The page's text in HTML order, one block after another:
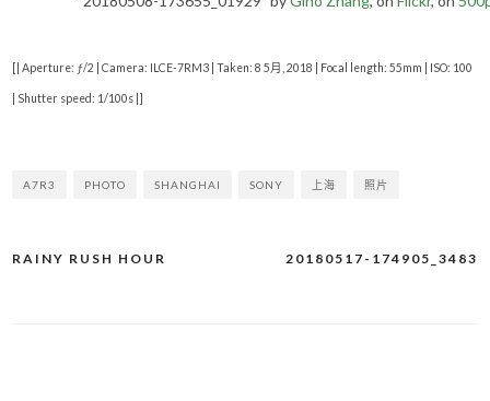
[| Aperture: ƒ/2 | Camera: ILCE-7RM3 | Taken: 8 5月, 2018 | Focal length: 55mm | ISO: 100
| Shutter speed: 1/100s |]
A7R3 PHOTO SHANGHAI SONY 上海 照片
文
20180517-174905_3483
RAINY RUSH HOUR